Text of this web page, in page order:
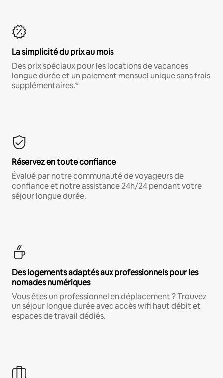
La simplicité du prix au mois
Des prix spéciaux pour les locations de vacances
longue durée et un paiement mensuel unique sans frais
supplémentaires.*
Réservez en toute confiance
Évalué par notre communauté de voyageurs de
confiance et notre assistance 24h/24 pendant votre
séjour longue durée.
Des logements adaptés aux professionnels pour les
nomades numériques
Vous êtes un professionnel en déplacement ? Trouvez
un séjour longue durée avec accès wifi haut débit et
espaces de travail dédiés.